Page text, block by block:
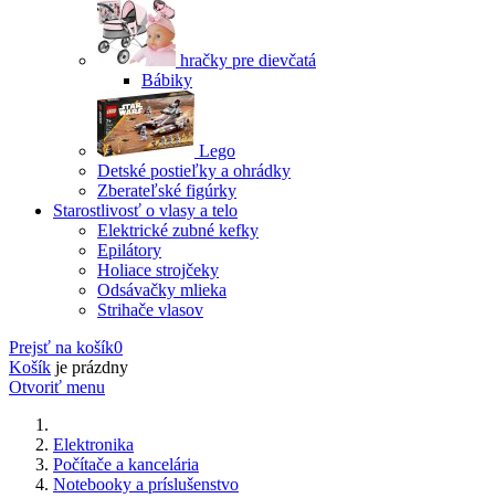
hračky pre dievčatá
Bábiky
Lego
Detské postieľky a ohrádky
Zberateľské figúrky
Starostlivosť o vlasy a telo
Elektrické zubné kefky
Epilátory
Holiace strojčeky
Odsávačky mlieka
Strihače vlasov
Prejsť na košík0
Košík je prázdny
Otvoriť menu
Elektronika
Počítače a kancelária
Notebooky a príslušenstvo